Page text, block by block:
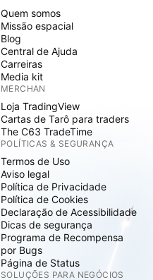
Quem somos
Missão espacial
Blog
Central de Ajuda
Carreiras
Media kit
MERCHAN
Loja TradingView
Cartas de Tarô para traders
The C63 TradeTime
POLÍTICAS & SEGURANÇA
Termos de Uso
Aviso legal
Política de Privacidade
Política de Cookies
Declaração de Acessibilidade
Dicas de segurança
Programa de Recompensa
por Bugs
Página de Status
SOLUÇÕES PARA NEGÓCIOS